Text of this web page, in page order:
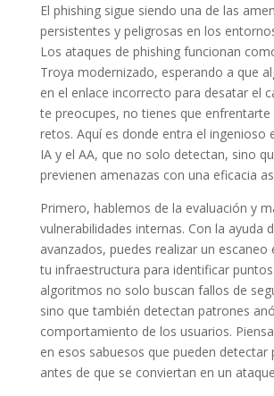
El phishing sigue siendo una de las
persistentes y peligrosas en los
Los ataques de phishing funcionan
Troya modernizado, esperando a que
en el enlace incorrecto para desatar el
te preocupes, no tienes que
retos. Aquí es donde entra el ingenioso
IA y el AA, que no solo detectan, sino
previenen amenazas con una eficacia
Primero, hablemos de la evaluación y
vulnerabilidades internas. Con la ayuda
avanzados, puedes realizar un escaneo
tu infraestructura para identificar
algoritmos no solo buscan fallos de
sino que también detectan patrones
comportamiento de los usuarios.
en esos sabuesos que pueden detectar
antes de que se conviertan en un